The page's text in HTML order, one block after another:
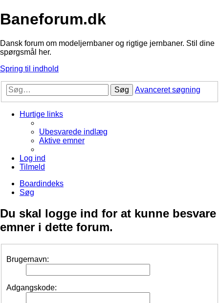
Baneforum.dk
Dansk forum om modeljernbaner og rigtige jernbaner. Stil dine
spørgsmål her.
Spring til indhold
Søg Avanceret søgning
Hurtige links
Ubesvarede indlæg
Aktive emner
Log ind
Tilmeld
Boardindeks
Søg
Du skal logge ind for at kunne besvare
emner i dette forum.
Brugernavn:
Adgangskode: